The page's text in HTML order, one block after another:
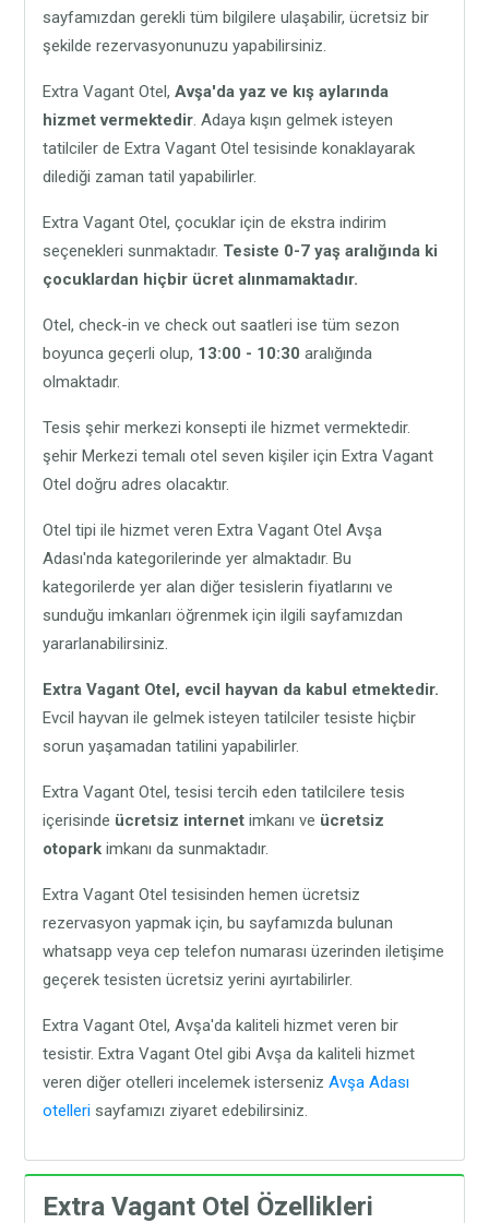
sayfamızdan gerekli tüm bilgilere ulaşabilir, ücretsiz bir
şekilde rezervasyonunuzu yapabilirsiniz.
Extra Vagant Otel,Avşa'da yaz ve kış aylarında
hizmet vermektedir. Adaya kışın gelmek isteyen
tatilciler de Extra Vagant Otel tesisinde konaklayarak
dilediği zaman tatil yapabilirler.
Extra Vagant Otel, çocuklar için de ekstra indirim
seçenekleri sunmaktadır. Tesiste 0-7 yaş aralığında ki
çocuklardan hiçbir ücret alınmamaktadır.
Otel, check-in ve check out saatleri ise tüm sezon
boyunca geçerli olup, 13:00 - 10:30 aralığında
olmaktadır.
Tesis şehir merkezi konsepti ile hizmet vermektedir.
şehir Merkezi temalı otel seven kişiler için Extra Vagant
Otel doğru adres olacaktır.
Otel tipi ile hizmet veren Extra Vagant Otel Avşa
Adası'nda kategorilerinde yer almaktadır. Bu
kategorilerde yer alan diğer tesislerin fiyatlarını ve
sunduğu imkanları öğrenmek için ilgili sayfamızdan
yararlanabilirsiniz.
Extra Vagant Otel, evcil hayvan da kabul etmektedir.
Evcil hayvan ile gelmek isteyen tatilciler tesiste hiçbir
sorun yaşamadan tatilini yapabilirler.
Extra Vagant Otel, tesisi tercih eden tatilcilere tesis
içerisinde ücretsiz internet imkanı ve ücretsiz
otopark imkanı da sunmaktadır.
Extra Vagant Otel tesisinden hemen ücretsiz
rezervasyon yapmak için, bu sayfamızda bulunan
whatsapp veya cep telefon numarası üzerinden iletişime
geçerek tesisten ücretsiz yerini ayırtabilirler.
Extra Vagant Otel, Avşa'da kaliteli hizmet veren bir
tesistir. Extra Vagant Otel gibi Avşa da kaliteli hizmet
veren diğer otelleri incelemek istersenizAvşa Adası
otelleri sayfamızı ziyaret edebilirsiniz.
Extra Vagant Otel Özellikleri